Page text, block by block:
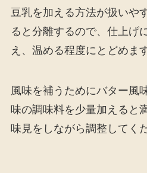
豆乳を加える方法が扱いや
ると分離するので、仕上げ
え、温める程度にとどめます
風味を補うためにバター風
味の調味料を少量加えると
味見をしながら調整してく